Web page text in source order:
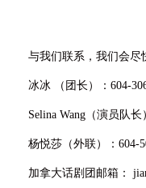
媒体上的剧团
关于我们
联系我们
与我们联系，我们会尽
冰冰 （团长）：604-
Selina Wang（演员队长
杨悦莎（外联）：604-
加拿大话剧团邮箱：